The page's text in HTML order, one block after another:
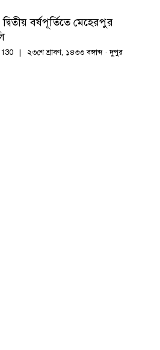
বর্ষপূর্তিতে মেহেরপুর
130 ২৩শে শ্রাবণ, ১৪৩৩ বঙ্গাব্দ · দুপুর